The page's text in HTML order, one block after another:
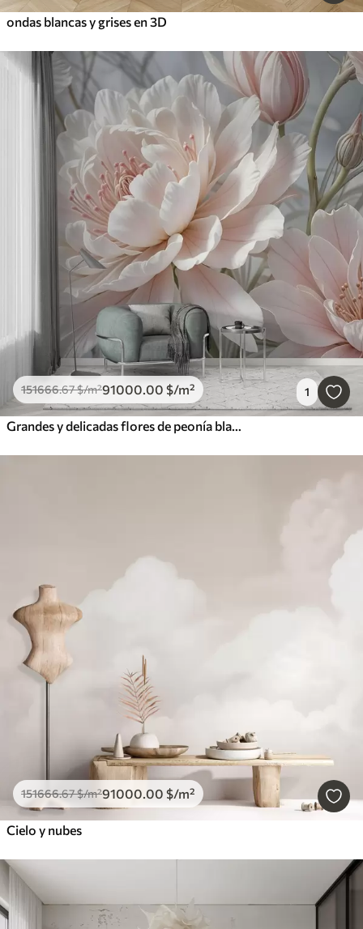
ondas blancas y grises en 3D
151666.67$/m²91000.00 $/m² 1
Grandes y delicadas flores de peonía blancas y rosas con pétalos suaves y esponjosos sobre un fondo gris difuminado
151666.67$/m²91000.00 $/m²
Cielo y nubes